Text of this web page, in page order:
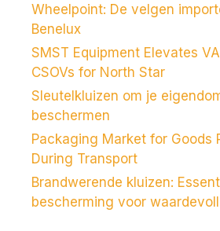
Wheelpoint: De velgen
Benelux
SMST Equipment Elevates
CSOVs for North Star
Sleutelkluizen om je
beschermen
Packaging Market for Goods
During Transport
Brandwerende kluizen:
bescherming voor